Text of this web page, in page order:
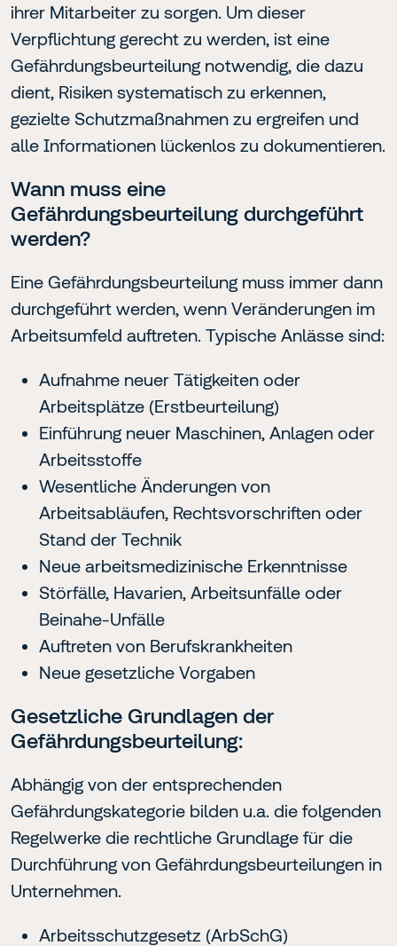
ihrer Mitarbeiter zu sorgen. Um dieser
Verpflichtung gerecht zu werden, ist eine
Gefährdungsbeurteilung notwendig, die dazu
dient, Risiken systematisch zu erkennen,
gezielte Schutzmaßnahmen zu ergreifen und
alle Informationen lückenlos zu dokumentieren.
Wann muss eine
Gefährdungsbeurteilung durchgeführt
werden?
Eine Gefährdungsbeurteilung muss immer dann
durchgeführt werden, wenn Veränderungen im
Arbeitsumfeld auftreten. Typische Anlässe sind:
Aufnahme neuer Tätigkeiten oder
Arbeitsplätze (Erstbeurteilung)
Einführung neuer Maschinen, Anlagen oder
Arbeitsstoffe
Wesentliche Änderungen von
Arbeitsabläufen, Rechtsvorschriften oder
Stand der Technik
Neue arbeitsmedizinische Erkenntnisse
Störfälle, Havarien, Arbeitsunfälle oder
Beinahe-Unfälle
Auftreten von Berufskrankheiten
Neue gesetzliche Vorgaben
Gesetzliche Grundlagen der
Gefährdungsbeurteilung:
Abhängig von der entsprechenden
Gefährdungskategorie bilden u.a. die folgenden
Regelwerke die rechtliche Grundlage für die
Durchführung von Gefährdungsbeurteilungen in
Unternehmen.
Arbeitsschutzgesetz (ArbSchG)